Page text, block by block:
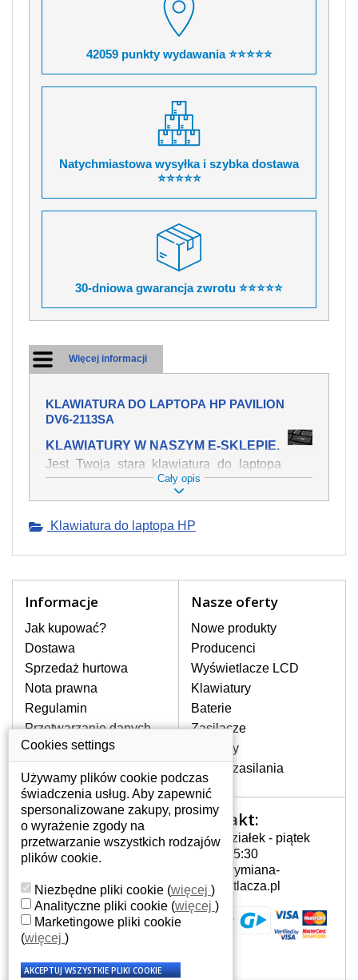
42059 punkty wydawania ⭐⭐⭐⭐⭐
Natychmiastowa wysyłka i szybka dostawa
⭐⭐⭐⭐⭐
30-dniowa gwarancja zwrotu ⭐⭐⭐⭐⭐
Więcej informacji
KLAWIATURA DO LAPTOPA HP PAVILION
DV6-2113SA
KLAWIATURY W NASZYM E-SKLEPIE.
Jest Twoja stara klawiatura do laptopa
HP Pavilion dv6-2113sa mechanicznie
uszkodzona, polałeś ją płynem, który
swojej pozycji? Kup nową klawiaturę,
Oferujemy oryginalne klawiatury w
stronie internetowej ją znajdziesz za
pomocy wyszukiwarki. Wystarczy znać
model laptopa. Przy każdej klawiaturze
nie może brakować szczególowe zdjęcie
do aktualnego stanu naszego magazynu.
W JAKI SPOSÓB MOŻE SIĘ
PRZEJAWIAĆ USTERKA
Częstymi objawami są pomijanie liter
czy wyświetlanie innych liter oraz
dublowanie tych samych znaków. W
przypadku podlicia klawisze nie
powrócą do pierwotnej pozycji. Albo
też uszkodzenie mechaniczne, np.
JAK TO DZIAŁA?
Klawiatura składa się z kilku
warstw folii, z których przewodzą
przewodzące warstwy.
Cały opis
Klawiatura do laptopa HP
Informacje
Jak kupować?
Dostawa
Sprzedaż hurtowa
Nota prawna
Regulamin
Przetwarzanie danych
osobowych
Gdzie nas znajdziesz
Nasze oferty
Nowe produkty
Producenci
Wyświetlacze LCD
Klawiatury
Baterie
Zasilacze
Zawiasy
Złącza zasilania
Twoje konto
Twoje konto
Dane osobowe
Adresy
Historia zamówień
Kontakt:
Poniedziałek - piątek
7:00 - 15:30
info@wymiana-
wyswietlacza.pl
Cookies settings
Używamy plików cookie podczas
świadczenia usług. Aby zapewnić
spersonalizowane zakupy, prosimy
o wyrażenie zgody na
przetwarzanie wszystkich rodzajów
plików cookie.
Niezbędne pliki cookie (więcej )
Analityczne pliki cookie (więcej )
Marketingowe pliki cookie
(więcej )